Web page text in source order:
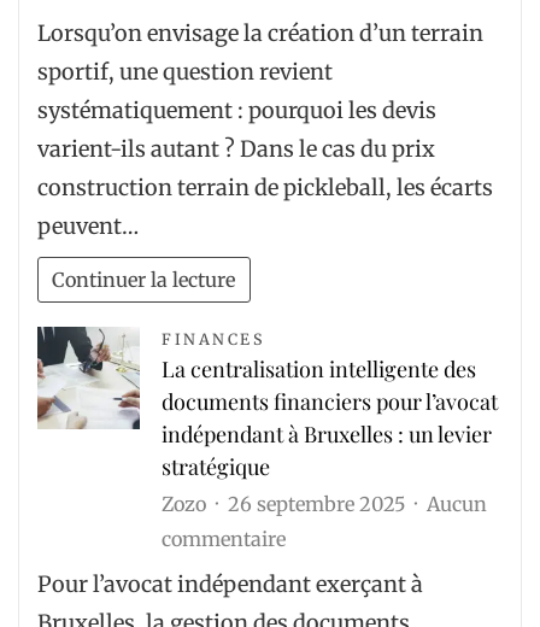
Pourquoi
proposent-
ils
des
pickleball
différents
?
Lorsqu’on envisage la création d’un terrain
sportif, une question revient
systématiquement : pourquoi les devis
varient-ils autant ? Dans le cas du prix
construction terrain de pickleball, les écarts
peuvent…
Continuer la lecture
FINANCES
La centralisation intelligente des
documents financiers pour l’avocat
indépendant à Bruxelles : un levier
stratégique
Zozo 26 septembre 2025
Aucun
commentairesur
La
centralisation
Pour l’avocat indépendant exerçant à